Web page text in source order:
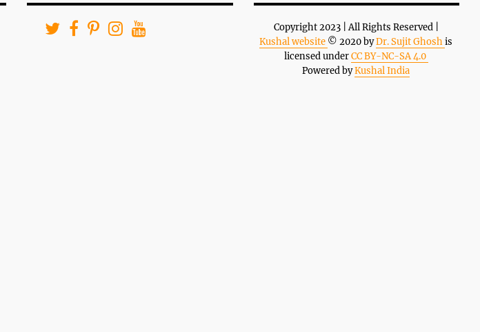
Copyright 2023 | All Rights Reserved |
Kushal website © 2020 byDr. Sujit Ghoshis
licensed underCC BY-NC-SA 4.0
Powered byKushal India